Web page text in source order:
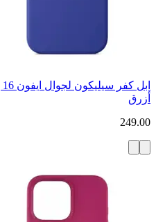
أزرق
249.00